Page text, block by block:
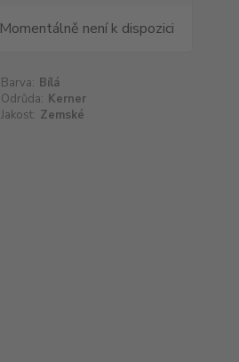
Momentálně není k dispozici
Barva: Bílá
Odrůda: Kerner
Jakost: Zemské